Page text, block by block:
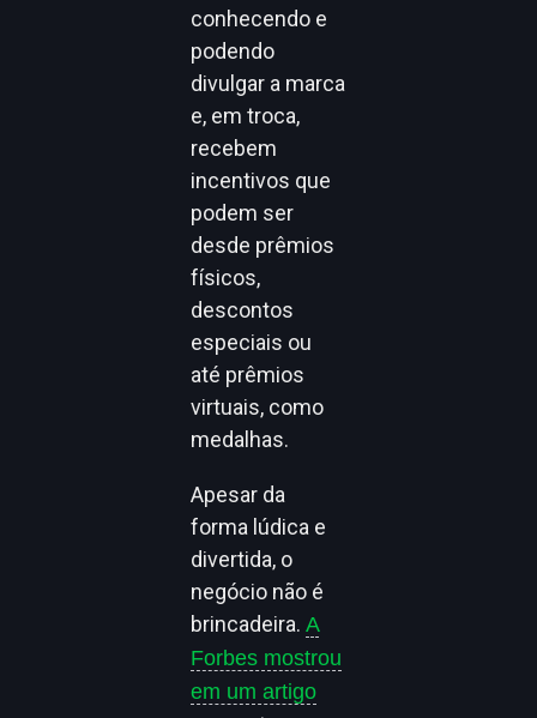
conhecendo e
podendo
divulgar a marca
e, em troca,
recebem
incentivos que
podem ser
desde prêmios
físicos,
descontos
especiais ou
até prêmios
virtuais, como
medalhas.
Apesar da
forma lúdica e
divertida, o
negócio não é
brincadeira.A
Forbes mostrou
em um artigo